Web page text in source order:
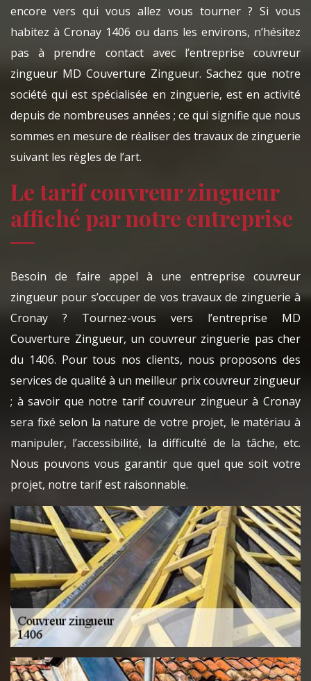
encore vers qui vous allez vous tourner ? Si vous
habitez à Cronay 1406 ou dans les environs, n’hésitez
pas à prendre contact avec l’entreprise couvreur
zingueur MD Couverture Zingueur. Sachez que notre
société qui est spécialisée en zinguerie, est en activité
depuis de nombreuses années ; ce qui signifie que nous
sommes en mesure de réaliser des travaux de zinguerie
suivant les règles de l’art.
Le tarif couvreur zingueur
affiché par notre entreprise
Besoin de faire appel à une entreprise couvreur
zingueur pour s’occuper de vos travaux de zinguerie à
Cronay ? Tournez-vous vers l’entreprise MD
Couverture Zingueur, un couvreur zinguerie pas cher
du 1406. Pour tous nos clients, nous proposons des
services de qualité à un meilleur prix couvreur zingueur
; à savoir que notre tarif couvreur zingueur à Cronay
sera fixé selon la nature de votre projet, le matériau à
manipuler, l’accessibilité, la difficulté de la tâche, etc.
Nous pouvons vous garantir que quel que soit votre
projet, notre tarif est raisonnable.